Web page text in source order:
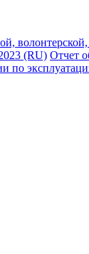
(RU) Отчет
по